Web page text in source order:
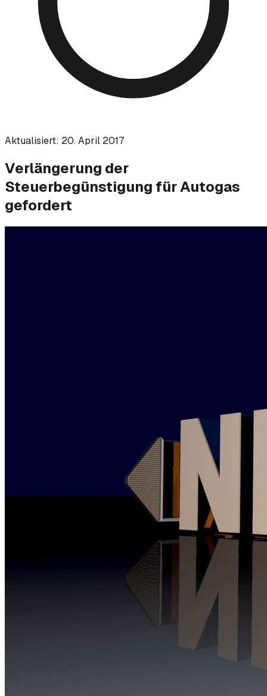
Aktualisiert: 20. April 2017
Verlängerung der
Steuerbegünstigung für Autogas
gefordert